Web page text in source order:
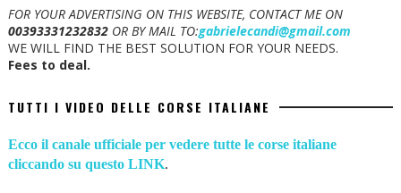
FOR YOUR ADVERTISING ON THIS WEBSITE, CONTACT ME ON
00393331232832OR BY MAIL TO:gabrielecandi@gmail.com
WE WILL FIND THE BEST SOLUTION FOR YOUR NEEDS.
Fees to deal.
TUTTI I VIDEO DELLE CORSE ITALIANE
Ecco il canale ufficiale per vedere tutte le corse italiane
cliccando su questo LINK.